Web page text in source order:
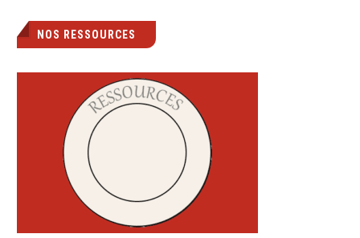
NOS RESSOURCES